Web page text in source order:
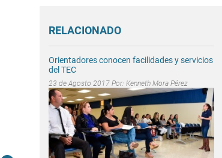
RELACIONADO
Orientadores conocen facilidades y servicios
del TEC
23 de Agosto 2017 Por: Kenneth Mora Pérez